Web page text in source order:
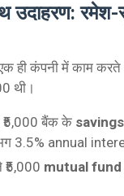
उदाहरण: रमेश-
ही कंपनी में काम
थी।
₹5,000 बैंक के
3.5% annual
₹5,000 mutual